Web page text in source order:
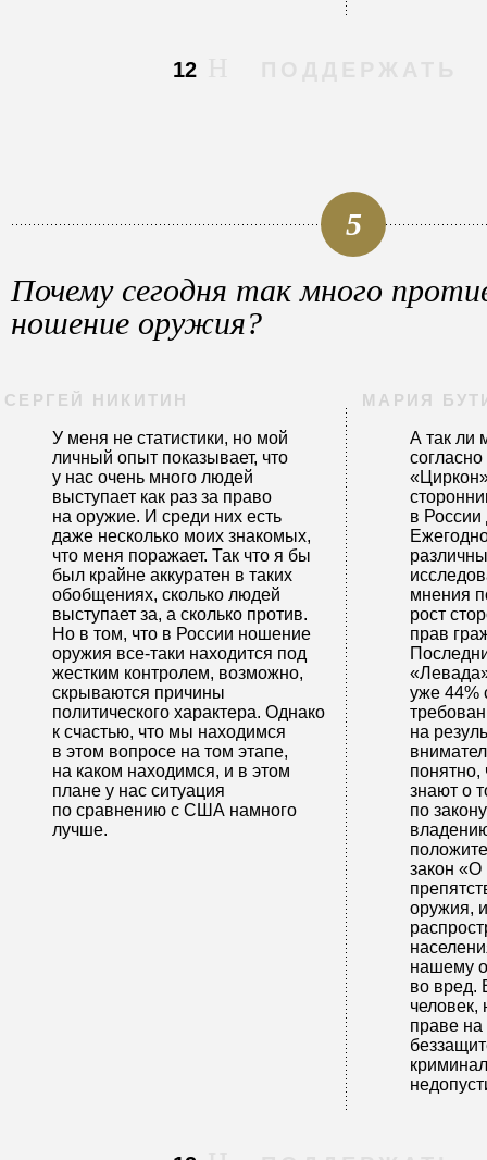
12
5
Почему сегодня так много
ношение оружия?
СЕРГЕЙ НИКИТИН
У меня не статистики, но мой
личный опыт показывает, что
у нас очень много людей
выступает как раз за право
на оружие. И среди них есть
даже несколько моих знакомых,
что меня поражает. Так что я бы
был крайне аккуратен в таких
обобщениях, сколько людей
выступает за, а сколько против.
Но в том, что в России ношение
оружия все-таки находится под
жестким контролем, возможно,
скрываются причины
политического характера. Однако
к счастью, что мы находимся
в этом вопросе на том этапе,
на каком находимся, и в этом
плане у нас ситуация
по сравнению с США намного
лучше.
МАРИЯ
А так ли
в России
мнения
рост
прав
уже 44%
на
понятно,
знают о
по
закон «О
оружия,
нашему
во вред.
праве на